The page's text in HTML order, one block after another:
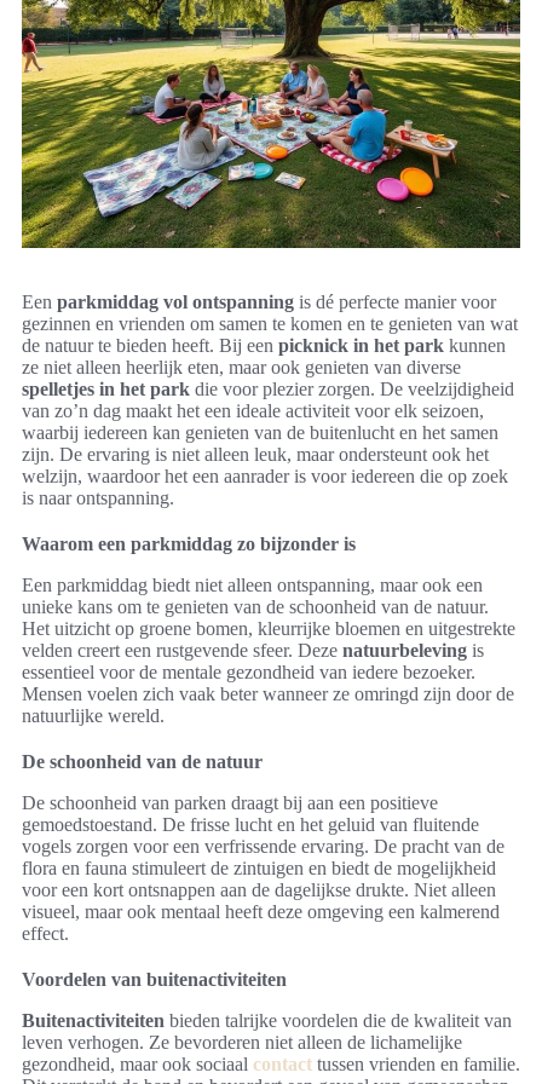
Een parkmiddag vol ontspanning is dé perfecte manier voor
gezinnen en vrienden om samen te komen en te genieten van wat
de natuur te bieden heeft. Bij een picknick in het park kunnen
ze niet alleen heerlijk eten, maar ook genieten van diverse
spelletjes in het park die voor plezier zorgen. De veelzijdigheid
van zo’n dag maakt het een ideale activiteit voor elk seizoen,
waarbij iedereen kan genieten van de buitenlucht en het samen
zijn. De ervaring is niet alleen leuk, maar ondersteunt ook het
welzijn, waardoor het een aanrader is voor iedereen die op zoek
is naar ontspanning.
Waarom een parkmiddag zo bijzonder is
Een parkmiddag biedt niet alleen ontspanning, maar ook een
unieke kans om te genieten van de schoonheid van de natuur.
Het uitzicht op groene bomen, kleurrijke bloemen en uitgestrekte
velden creert een rustgevende sfeer. Deze natuurbeleving is
essentieel voor de mentale gezondheid van iedere bezoeker.
Mensen voelen zich vaak beter wanneer ze omringd zijn door de
natuurlijke wereld.
De schoonheid van de natuur
De schoonheid van parken draagt bij aan een positieve
gemoedstoestand. De frisse lucht en het geluid van fluitende
vogels zorgen voor een verfrissende ervaring. De pracht van de
flora en fauna stimuleert de zintuigen en biedt de mogelijkheid
voor een kort ontsnappen aan de dagelijkse drukte. Niet alleen
visueel, maar ook mentaal heeft deze omgeving een kalmerend
effect.
Voordelen van buitenactiviteiten
Buitenactiviteiten bieden talrijke voordelen die de kwaliteit van
leven verhogen. Ze bevorderen niet alleen de lichamelijke
gezondheid, maar ook sociaal contact tussen vrienden en familie.